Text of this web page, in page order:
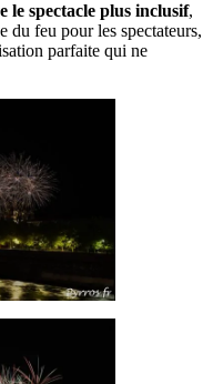
le spectacle plus inclusif,
du feu pour les spectateurs,
parfaite qui ne